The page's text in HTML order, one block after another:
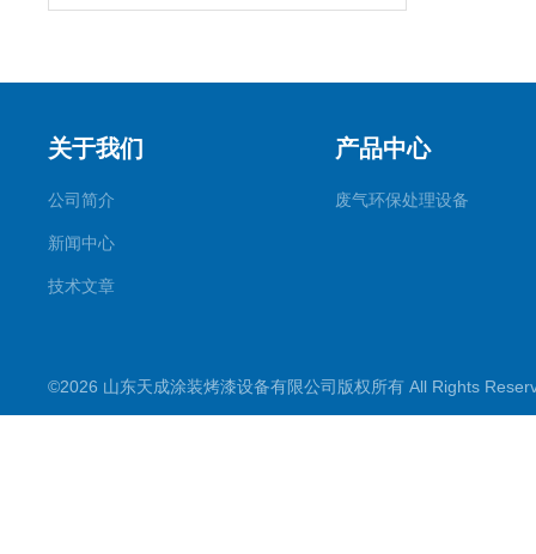
关于我们
公司简介
新闻中心
技术文章
产品中心
废气环保处理设备
©2026 山东天成涂装烤漆设备有限公司版权所有 All Rights